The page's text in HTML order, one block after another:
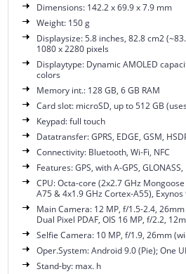
Dimensions: 142.2 x 69.9 x 7.9 mm
Weight: 150 g
Displaysize: 5.8 inches, 82.8 cm2
1080 x 2280 pixels
Displaytype: Dynamic AMOLED
colors
Memory int.: 128 GB, 6 GB RAM
Card slot: microSD, up to 512 GB
Keypad: full touch
Datatransfer: GPRS, EDGE, GSM,
Connectivity: Bluetooth, Wi-Fi, NFC
Features: GPS, with A-GPS, GLONASS,
CPU: Octa-core (2x2.7 GHz
A75 & 4x1.9 GHz Cortex-A55),
Main Camera: 12 MP, f/1.5-2.4,
Dual Pixel PDAF, OIS 16 MP, f/2.2,
Selfie Camera: 10 MP, f/1.9, 26mm
Oper.System: Android 9.0 (Pie); One UI
Stand-by: max. h